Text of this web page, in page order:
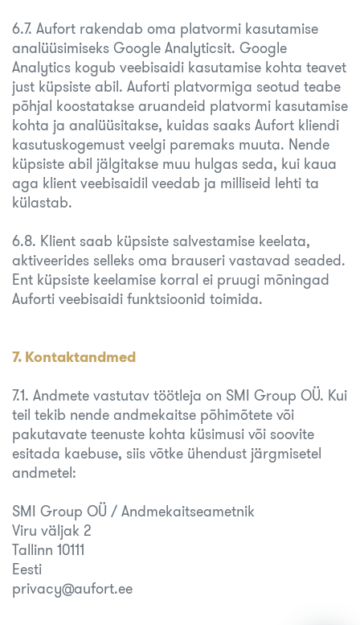
6.7. Aufort rakendab oma platvormi kasutamise
analüüsimiseks Google Analyticsit. Google
Analytics kogub veebisaidi kasutamise kohta teavet
just küpsiste abil. Auforti platvormiga seotud teabe
põhjal koostatakse aruandeid platvormi kasutamise
kohta ja analüüsitakse, kuidas saaks Aufort kliendi
kasutuskogemust veelgi paremaks muuta. Nende
küpsiste abil jälgitakse muu hulgas seda, kui kaua
aga klient veebisaidil veedab ja milliseid lehti ta
külastab.
6.8. Klient saab küpsiste salvestamise keelata,
aktiveerides selleks oma brauseri vastavad seaded.
Ent küpsiste keelamise korral ei pruugi mõningad
Auforti veebisaidi funktsioonid toimida.
7. Kontaktandmed
7.1. Andmete vastutav töötleja on SMI Group OÜ. Kui
teil tekib nende andmekaitse põhimõtete või
pakutavate teenuste kohta küsimusi või soovite
esitada kaebuse, siis võtke ühendust järgmisetel
andmetel:
SMI Group OÜ / Andmekaitseametnik
Viru väljak 2
Tallinn 10111
Eesti
privacy@aufort.ee